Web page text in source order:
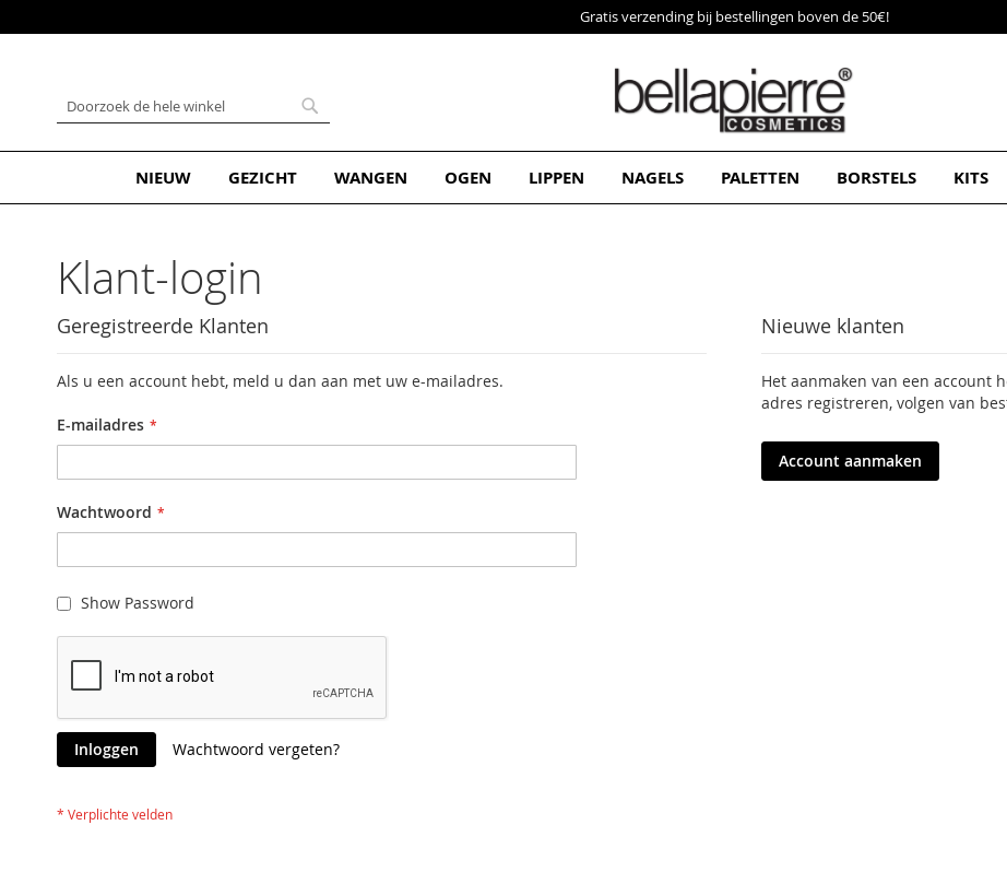
Gratis verzending bij bestellingen boven de 50€!
de
inhoud
Zoek
NIEUW GEZICHT WANGEN OGEN LIPPEN NAGELS PALETTEN BORSTELS KITS
Klant-login
Geregistreerde Klanten
Als u een account hebt, meld u dan aan met uw e-mailadres.
E-mailadres
Wachtwoord
Show Password
Inloggen Wachtwoord vergeten?
Nieuwe klanten
Het aanmaken van een account
adres registreren, volgen van
Account aanmaken